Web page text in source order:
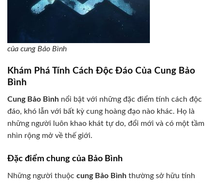
của cung Bảo Bình
Khám Phá Tính Cách Độc Đáo Của Cung Bảo
Bình
Cung Bảo Bình nổi bật với những đặc điểm tính cách độc
đáo, khó lẫn với bất kỳ cung hoàng đạo nào khác. Họ là
những người luôn khao khát tự do, đổi mới và có một tầm
nhìn rộng mở về thế giới.
Đặc điểm chung của Bảo Bình
Những người thuộc cung Bảo Bình thường sở hữu tính